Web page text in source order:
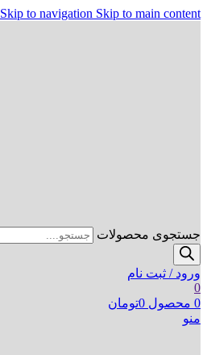
Skip to navigation Skip to main content
جستجوی محصولات
ورود / ثبت نام
0
0 محصول 0تومان
منو